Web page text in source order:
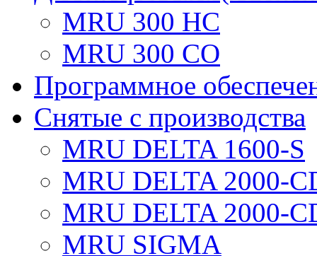
MRU 300 HC
MRU 300 CO
Программное
Снятые с производства
MRU DELTA 1600-S
MRU DELTA 2000-
MRU DELTA 2000-
MRU SIGMA